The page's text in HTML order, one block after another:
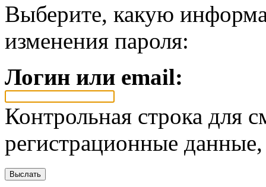
Выберите, какую
изменения пароля:
Логин или email:
Контрольная строка для
регистрационные